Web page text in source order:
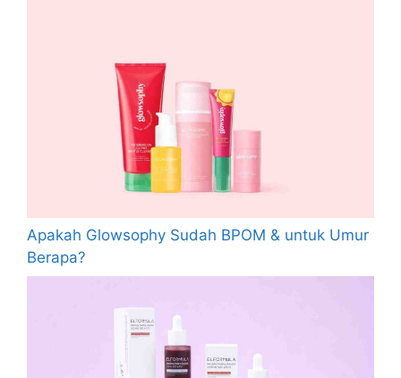
Apakah Glowsophy Sudah BPOM & untuk Umur
Berapa?